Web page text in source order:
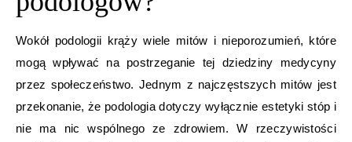
Wokół podologii krąży wiele mitów i nieporozumień, które
mogą wpływać na postrzeganie tej dziedziny medycyny
przez społeczeństwo. Jednym z najczęstszych mitów jest
przekonanie, że podologia dotyczy wyłącznie estetyki stóp i
nie ma nic wspólnego ze zdrowiem. W rzeczywistości